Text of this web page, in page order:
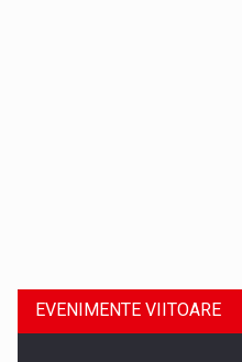
EVENIMENTE VIITOARE